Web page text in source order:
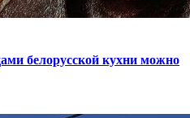
белорусской кухни можно